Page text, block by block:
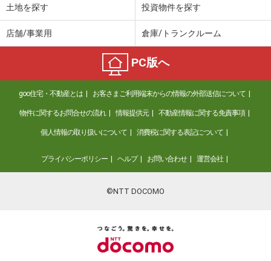
土地を探す 投資物件を探す
店舗/事業用 倉庫/トランクルーム
PC版へ
goo住宅・不動産とは お客さまご利用端末からの情報の外部送信について
物件に関するお問合せの流れ 情報提供元 不動産情報に関する免責事項
個人情報の取り扱いについて 消費税に関する表記について
プライバシーポリシー ヘルプ お問い合わせ 運営会社
©NTT DOCOMO